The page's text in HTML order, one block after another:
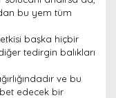
bu yem tüm
başka hiçbir
tedirgin balıkları
ve bu
edecek bir